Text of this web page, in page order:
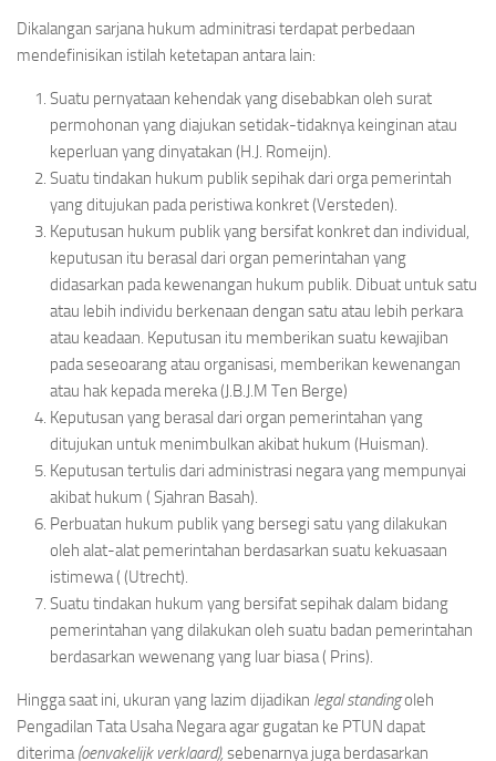
Dikalangan sarjana hukum adminitrasi terdapat perbedaan
mendefinisikan istilah ketetapan antara lain:
Suatu pernyataan kehendak yang disebabkan oleh surat
permohonan yang diajukan setidak-tidaknya keinginan atau
keperluan yang dinyatakan (H.J. Romeijn).
Suatu tindakan hukum publik sepihak dari orga pemerintah
yang ditujukan pada peristiwa konkret (Versteden).
Keputusan hukum publik yang bersifat konkret dan individual,
keputusan itu berasal dari organ pemerintahan yang
didasarkan pada kewenangan hukum publik. Dibuat untuk satu
atau lebih individu berkenaan dengan satu atau lebih perkara
atau keadaan. Keputusan itu memberikan suatu kewajiban
pada seseoarang atau organisasi, memberikan kewenangan
atau hak kepada mereka (J.B.J.M Ten Berge)
Keputusan yang berasal dari organ pemerintahan yang
ditujukan untuk menimbulkan akibat hukum (Huisman).
Keputusan tertulis dari administrasi negara yang mempunyai
akibat hukum ( Sjahran Basah).
Perbuatan hukum publik yang bersegi satu yang dilakukan
oleh alat-alat pemerintahan berdasarkan suatu kekuasaan
istimewa ( (Utrecht).
Suatu tindakan hukum yang bersifat sepihak dalam bidang
pemerintahan yang dilakukan oleh suatu badan pemerintahan
berdasarkan wewenang yang luar biasa ( Prins).
Hingga saat ini, ukuran yang lazim dijadikan legal standingoleh
Pengadilan Tata Usaha Negara agar gugatan ke PTUN dapat
diterima(oenvakelijk verklaard), sebenarnya juga berdasarkan